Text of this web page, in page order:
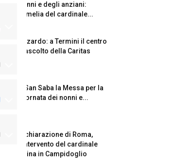
nonni e degli anziani:
l’omelia del cardinale...
Azzardo: a Termini il centro
d’ascolto della Caritas
A San Saba la Messa per la
Giornata dei nonni e...
Dichiarazione di Roma,
l’intervento del cardinale
Reina in Campidoglio